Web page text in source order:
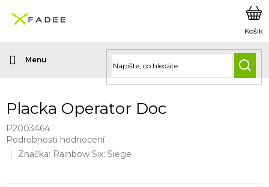
obsah
Placka Operator Doc
P2003464
Průměrné
hodnocení
Podrobnosti hodnocení
Značka: Rainbow Six: Siege